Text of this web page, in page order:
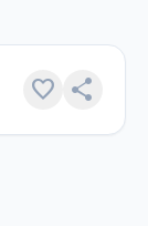
favorite share